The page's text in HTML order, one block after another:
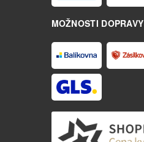
MOŽNOSTI DOPRAVY